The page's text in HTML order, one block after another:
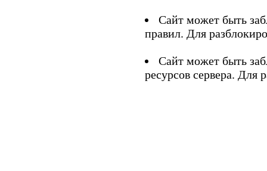
Сайт может быть
правил. Для
Сайт может быть
ресурсов сервера. Для